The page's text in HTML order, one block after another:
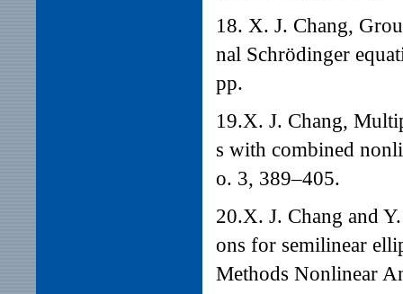
18. X. J. Chang,
nal Schrödinger
pp.
19.X. J. Chang,
s with combined
o. 3, 389–405.
20.X. J. Chang and
ons for semilinear
Methods Nonlinear